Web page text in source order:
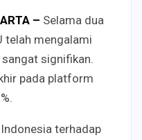
– Selama dua
telah mengalami
signifikan.
pada platform
terhadap